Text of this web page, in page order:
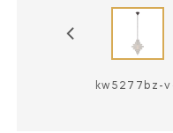
kw5277bz-